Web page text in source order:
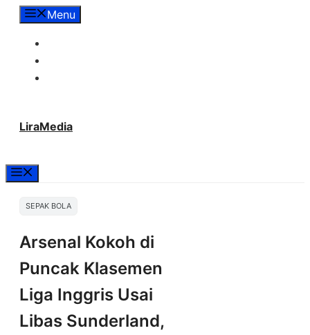
LangsungMenu
LiraMedia
SEPAK BOLA
Arsenal Kokoh di
Puncak Klasemen
Liga Inggris Usai
Libas Sunderland,